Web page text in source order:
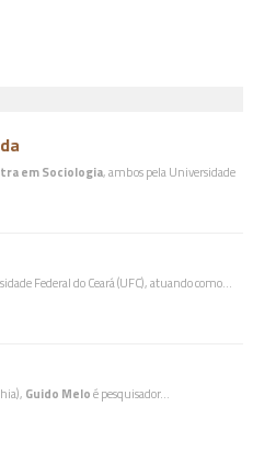
em Sociologia, ambos pela Universidade
Federal do Ceará (UFC), atuando como…
Guido Meloé pesquisador…